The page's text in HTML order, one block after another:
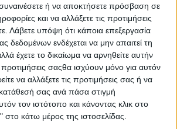
συναινέσετε ή να αποκτήσετε πρόσβαση σε
και να αλλάξετε τις προτιμήσεις
Λάβετε υπόψη ότι κάποια επεξεργασία
ενδέχεται να μην απαιτεί τη
έχετε το δικαίωμα να αρνηθείτε αυτήν
σαςθα ισχύουν μόνο για αυτόν
να αλλάξετε τις προτιμήσεις σας ή να
σας ανά πάσα στιγμή
τον ιστότοπο και κάνοντας κλικ στο
κάτω μέρος της ιστοσελίδας.
LIFESTYLE
LIFESTYLE NEWS
VINTAGE
TRAVEL
EXTREME
WOMEN ON WHEELS
SAFETY
SAFETY NEWS
ΔΡΑΣΕΙΣ